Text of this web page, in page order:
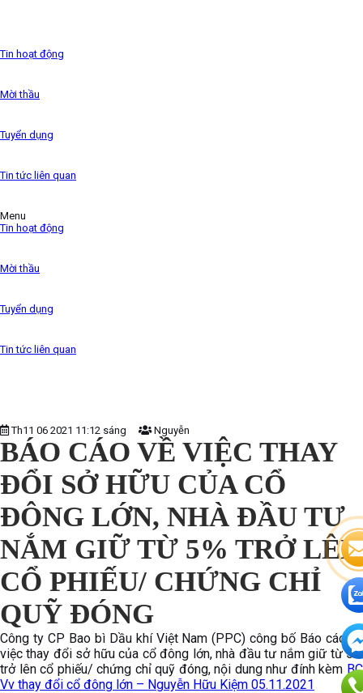
the 1500s,
Tin hoạt động
Mời thầu
Tuyển dụng
Tin tức liên quan
Menu
Tin hoạt động
Mời thầu
Tuyển dụng
Tin tức liên quan
Th11 06 2021 11:12 sáng Nguyễn
BÁO CÁO VỀ VIỆC THAY
ĐỔI SỞ HỮU CỦA CỔ
ĐÔNG LỚN, NHÀ ĐẦU TƯ
NẮM GIỮ TỪ 5% TRỞ LÊN
CỔ PHIẾU/ CHỨNG CHỈ
QUỸ ĐÓNG
Công ty CP Bao bì Dầu khí Việt Nam (PPC) công bố Báo cáo về
việc thay đổi sở hữu của cổ đông lớn, nhà đầu tư nắm giữ từ 5%
trở lên cổ phiếu/ chứng chỉ quỹ đóng, nội dung như đính kèm BC
Vv thay đổi cổ đông lớn – Nguyễn Hữu Kiệm 05.11.2021